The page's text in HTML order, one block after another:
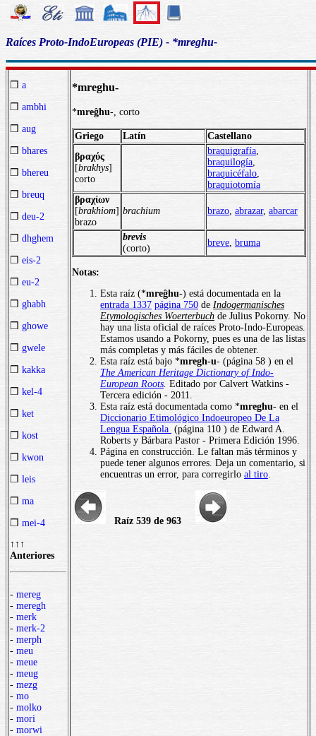
Raíces Proto-IndoEuropeas (PIE) - *mreghu-
❒ a
❒ ambhi
❒ aug
❒ bhares
❒ bhereu
❒ breuq
❒ deu-2
❒ dhghem
❒ eis-2
❒ eu-2
❒ ghabh
❒ ghowe
❒ gwele
❒ kakka
❒ kel-4
❒ ket
❒ kost
❒ kwon
❒ leis
❒ ma
❒ mei-4
↑↑↑
Anteriores
- mereg
- meregh
- merk
- merk-2
- merph
- meu
- meue
- meug
- mezg
- mo
- molko
- mori
- morwi
*mreghu-
*mreĝhu-, corto
Griego Latín
Castellano
βραχύς
[brakhys]
corto
braquigrafía
braquilogía
braquicéfalo
braquiotomía
βραχίων
[brakhiom]
brazo
brachium brazo abrazar, abarcar
brevis
(corto)
breve bruma
Notas:
Esta raíz (*mreĝhu-) está documentada en la
entrada 1337 página 750 de Indogermanisches
Etymologisches Woerterbuch de Julius Pokorny. No
hay una lista oficial de raíces Proto-Indo-Europeas.
Estamos usando a Pokorny, pues es una de las listas
más completas y más fáciles de obtener.
Esta raíz está bajo *mregh-u- (página 58 ) en el
The American Heritage Dictionary of Indo-
European Roots Editado por Calvert Watkins -
Tercera edición - 2011.
Esta raíz está documentada como *mreghu- en el
Diccionario Etimológico Indoeuropeo De La
Lengua Española (página 110 ) de Edward A.
Roberts y Bárbara Pastor - Primera Edición 1996.
Página en construcción. Le faltan más términos y
puede tener algunos errores. Deja un comentario, si
encuentras un error, para corregirlo al tiro
Raíz 539 de 963